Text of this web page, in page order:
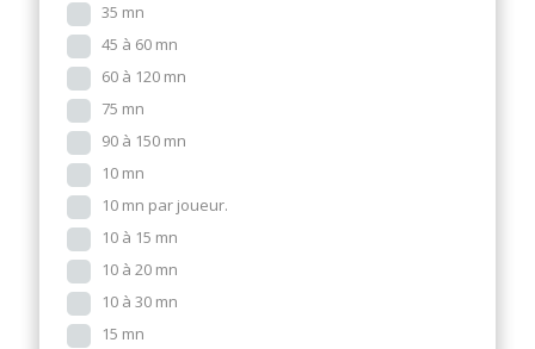
35 mn
45 à 60 mn
60 à 120 mn
75 mn
90 à 150 mn
10 mn
10 mn par joueur.
10 à 15 mn
10 à 20 mn
10 à 30 mn
15 mn